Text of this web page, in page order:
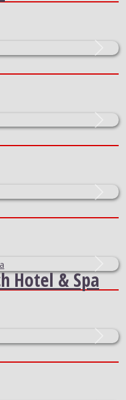
Next
Next
Next
Next
Hotel & Spa
Next